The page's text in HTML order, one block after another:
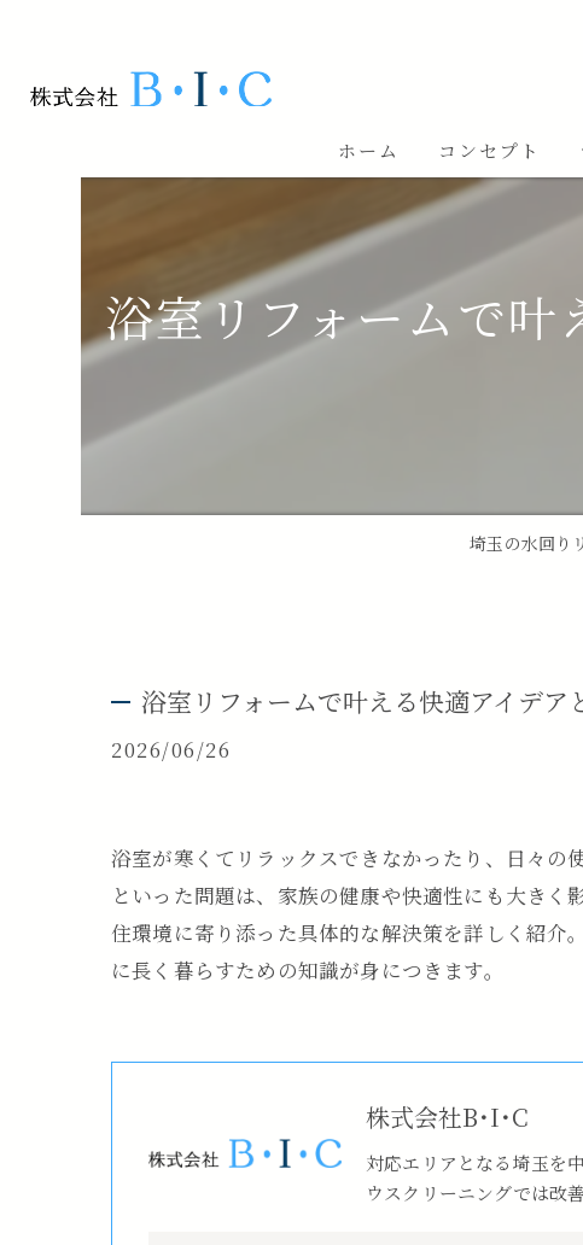
ホーム コンセプト
浴室リフォームで叶
埼玉の水回り
浴室リフォームで叶える快適アイデ
2026/06/26
浴室が寒くてリラックスできなかったり、日々の
といった問題は、家族の健康や快適性にも大き
住環境に寄り添った具体的な解決策を詳しく紹
に長く暮らすための知識が身につきます。
株式会社B･I･C
対応エリアとなる埼玉を
ウスクリーニングでは改